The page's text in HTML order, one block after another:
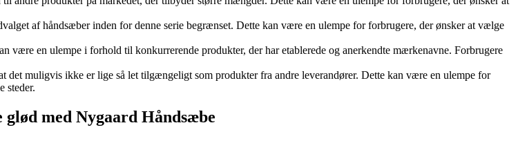
af håndsæber inden for denne serie begrænset. Dette kan være en ulempe for forbrugere, der ønsker at vælge
være en ulempe i forhold til konkurrerende produkter, der har etablerede og anerkendte mærkenavne. Forbrugere
det muligvis ikke er lige så let tilgængeligt som produkter fra andre leverandører. Dette kan være en ulempe for
steder.
med Nygaard Håndsæbe